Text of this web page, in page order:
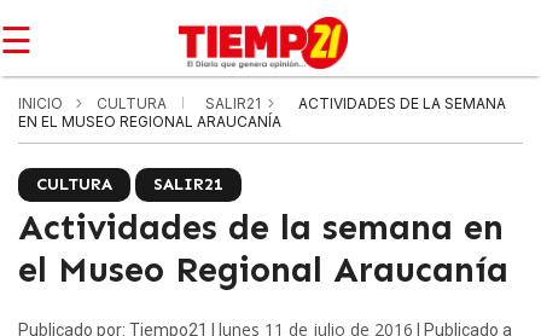
☰
INICIO CULTURA SALIR21
ACTIVIDADES DE LA SEMANA
EN EL MUSEO REGIONAL ARAUCANÍA
CULTURA SALIR21
Actividades de la semana en
el Museo Regional Araucanía
Publicado por: Tiempo21 | lunes 11 de julio de 2016 | Publicado a